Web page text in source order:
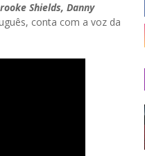
Shields, Danny
conta com a voz da